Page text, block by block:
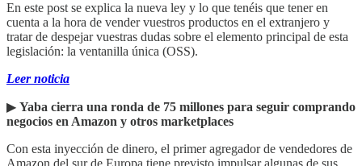
En este post se explica la nueva ley y lo que tenéis que tener en
cuenta a la hora de vender vuestros productos en el extranjero y
tratar de despejar vuestras dudas sobre el elemento principal de esta
legislación: la ventanilla única (OSS).
Leer noticia
▶︎ Yaba cierra una ronda de 75 millones para seguir comprando
negocios en Amazon y otros marketplaces
Con esta inyección de dinero, el primer agregador de vendedores de
Amazon del sur de Europa tiene previsto impulsar algunas de sus